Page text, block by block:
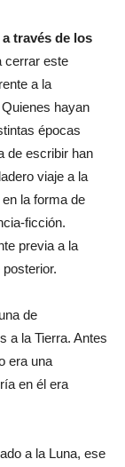
través de los
cerrar este
a la
hayan
épocas
de escribir han
viaje a la
la forma de
ficción.
previa a la
de
a la Tierra. Antes
era una
en él era
a la Luna, ese